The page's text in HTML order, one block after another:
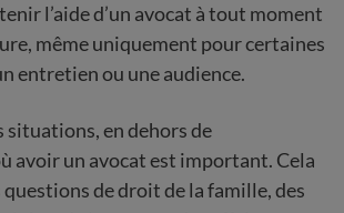
l’aide d’un avocat à tout moment
même uniquement pour certaines
entretien ou une audience.
situations, en dehors de
avoir un avocat est important. Cela
de droit de la famille, des